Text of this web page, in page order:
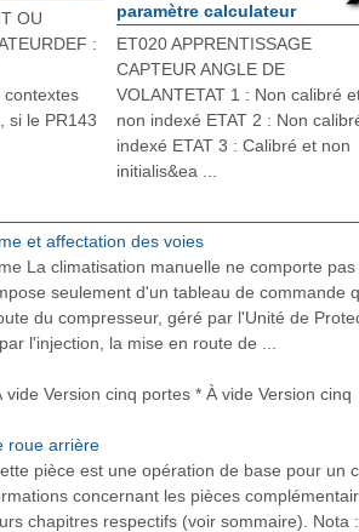
OU
:
contextes
si le PR143
paramètre calculateur
ET020 APPRENTISSAGE
CAPTEUR ANGLE DE
VOLANTETAT 1 : Non calibré
non indexé ETAT 2 : Non
indexé ETAT 3 : Calibré et non
initialis&ea ...
et affectation des voies
La climatisation manuelle ne comporte pas
seulement d'un tableau de commande
du compresseur, géré par l'Unité de
l'injection, la mise en route de ...
Version cinq portes * À vide Version cinq
roue arrière
pièce est une opération de base pour un
concernant les pièces
chapitres respectifs (voir sommaire). Nota